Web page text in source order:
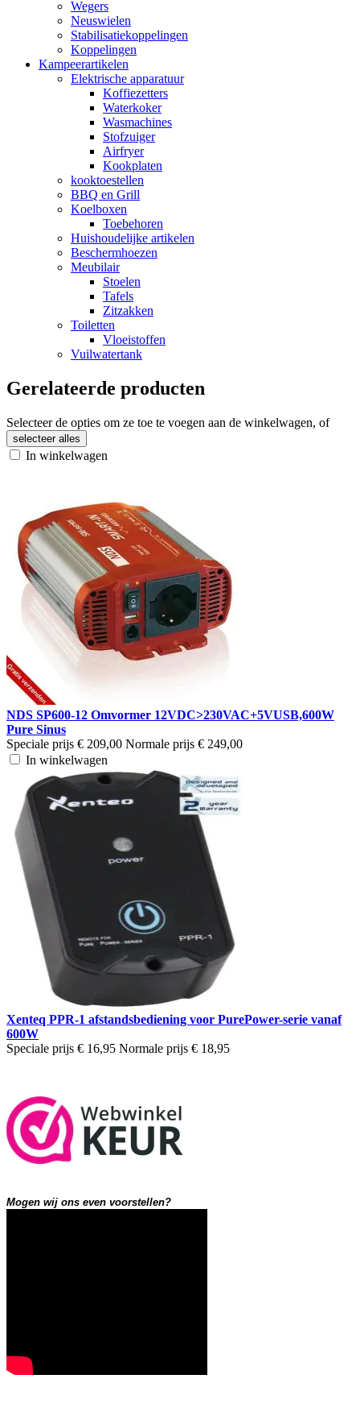
Wegers
Neuswielen
Stabilisatiekoppelingen
Koppelingen
Kampeerartikelen
Elektrische apparatuur
Koffiezetters
Waterkoker
Wasmachines
Stofzuiger
Airfryer
Kookplaten
kooktoestellen
BBQ en Grill
Koelboxen
Toebehoren
Huishoudelijke artikelen
Beschermhoezen
Meubilair
Stoelen
Tafels
Zitzakken
Toiletten
Vloeistoffen
Vuilwatertank
Gerelateerde producten
Selecteer de opties om ze toe te voegen aan de winkelwagen, of
selecteer alles
In winkelwagen
NDS SP600-12 Omvormer 12VDC>230VAC+5VUSB,600W
Pure Sinus
Speciale prijs € 209,00 Normale prijs € 249,00
In winkelwagen
Xenteq PPR-1 afstandsbediening voor PurePower-serie vanaf
600W
Speciale prijs € 16,95 Normale prijs € 18,95
Mogen wij ons even voorstellen?